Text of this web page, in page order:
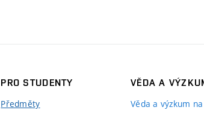
PRO STUDENTY
Předměty
VĚDA A
Věda a výzkum na